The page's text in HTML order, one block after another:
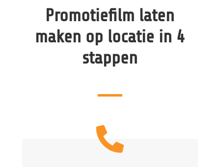
Promotiefilm laten
maken op locatie in 4
stappen